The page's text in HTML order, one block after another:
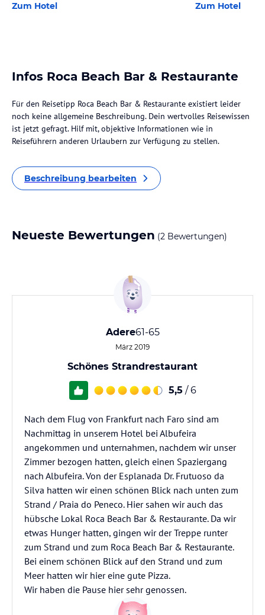
Zum Hotel Zum Hotel
Infos Roca Beach Bar & Restaurante
Für den Reisetipp Roca Beach Bar & Restaurante existiert leider
noch keine allgemeine Beschreibung. Dein wertvolles Reisewissen
ist jetzt gefragt. Hilf mit, objektive Informationen wie in
Reiseführern anderen Urlaubern zur Verfügung zu stellen.
Beschreibung bearbeiten
Neueste Bewertungen (2 Bewertungen)
Adere61-65
März 2019
Schönes Strandrestaurant
5,5 / 6
Nach dem Flug von Frankfurt nach Faro sind am
Nachmittag in unserem Hotel bei Albufeira
angekommen und unternahmen, nachdem wir unser
Zimmer bezogen hatten, gleich einen Spaziergang
nach Albufeira. Von der Esplanada Dr. Frutuoso da
Silva hatten wir einen schönen Blick nach unten zum
Strand / Praia do Peneco. Hier sahen wir auch das
hübsche Lokal Roca Beach Bar & Restaurante. Da wir
etwas Hunger hatten, gingen wir der Treppe runter
zum Strand und zum Roca Beach Bar & Restaurante.
Bei einem schönen Blick auf den Strand und zum
Meer hatten wir hier eine gute Pizza.
Wir haben die Pause hier sehr genossen.